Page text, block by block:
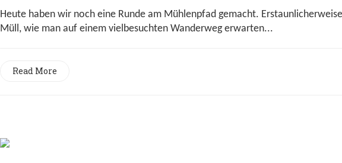
Heute haben wir noch eine Runde am Mühlenpfad gemacht.
Müll, wie man auf einem vielbesuchten Wanderweg erwarten...
Read More